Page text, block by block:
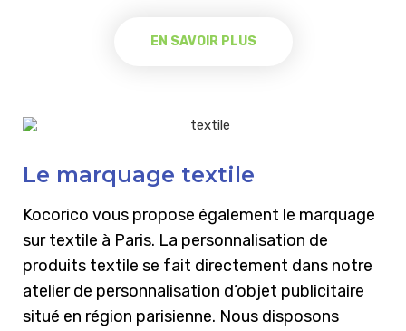
EN SAVOIR PLUS
Le marquage textile
Kocorico vous propose également le marquage
sur textile à Paris. La personnalisation de
produits textile se fait directement dans notre
atelier de personnalisation d’objet publicitaire
situé en région parisienne. Nous disposons